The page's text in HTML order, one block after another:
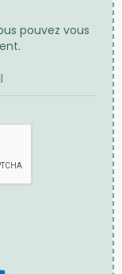
pouvez vous